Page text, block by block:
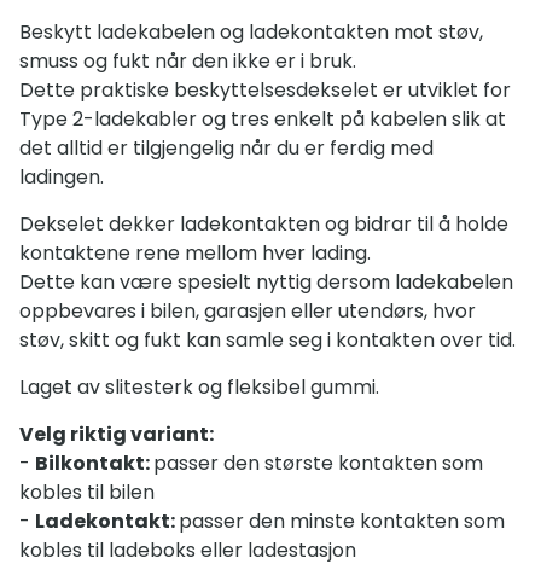
Beskytt ladekabelen og ladekontakten mot støv,
smuss og fukt når den ikke er i bruk.
Dette praktiske beskyttelsesdekselet er utviklet for
Type 2-ladekabler og tres enkelt på kabelen slik at
det alltid er tilgjengelig når du er ferdig med
ladingen.
Dekselet dekker ladekontakten og bidrar til å holde
kontaktene rene mellom hver lading.
Dette kan være spesielt nyttig dersom ladekabelen
oppbevares i bilen, garasjen eller utendørs, hvor
støv, skitt og fukt kan samle seg i kontakten over tid.
Laget av slitesterk og fleksibel gummi.
Velg riktig variant:
- Bilkontakt:passer den største kontakten som
kobles til bilen
- Ladekontakt:passer den minste kontakten som
kobles til ladeboks eller ladestasjon